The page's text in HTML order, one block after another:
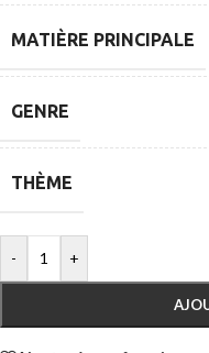
MATIÈRE PRINCIPALE
GENRE
THÈME
- +